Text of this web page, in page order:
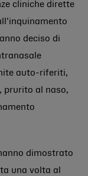
cliniche dirette
deciso di
auto-riferiti,
prurito al naso,
dimostrato
una volta al